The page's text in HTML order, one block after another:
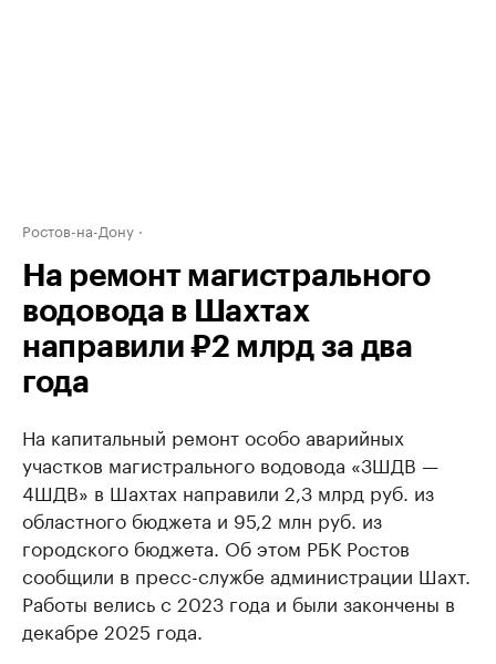
Ростов-на-Дону
На ремонт магистрального
водовода в Шахтах
направили ₽2 млрд за два
года
На капитальный ремонт особо аварийных
участков магистрального водовода «3ШДВ —
4ШДВ» в Шахтах направили 2,3 млрд руб. из
областного бюджета и 95,2 млн руб. из
городского бюджета. Об этом РБК Ростов
сообщили в пресс-службе администрации Шахт.
Работы велись с 2023 года и были закончены в
декабре 2025 года.